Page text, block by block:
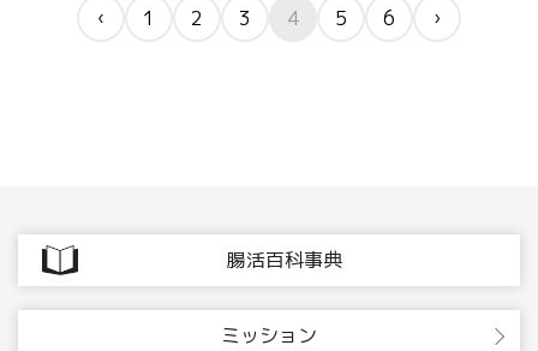
‹ 1 2 3 4 5 6 ›
腸活百科事典
ミッション